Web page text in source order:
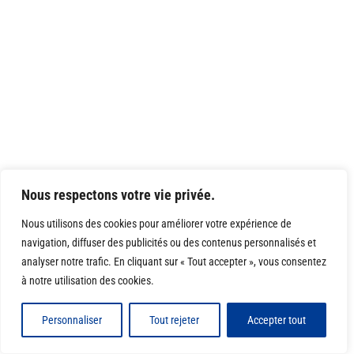
Nous respectons votre vie privée.
Nous utilisons des cookies pour améliorer votre expérience de
navigation, diffuser des publicités ou des contenus personnalisés et
analyser notre trafic. En cliquant sur « Tout accepter », vous consentez
à notre utilisation des cookies.
Personnaliser Tout rejeter Accepter tout